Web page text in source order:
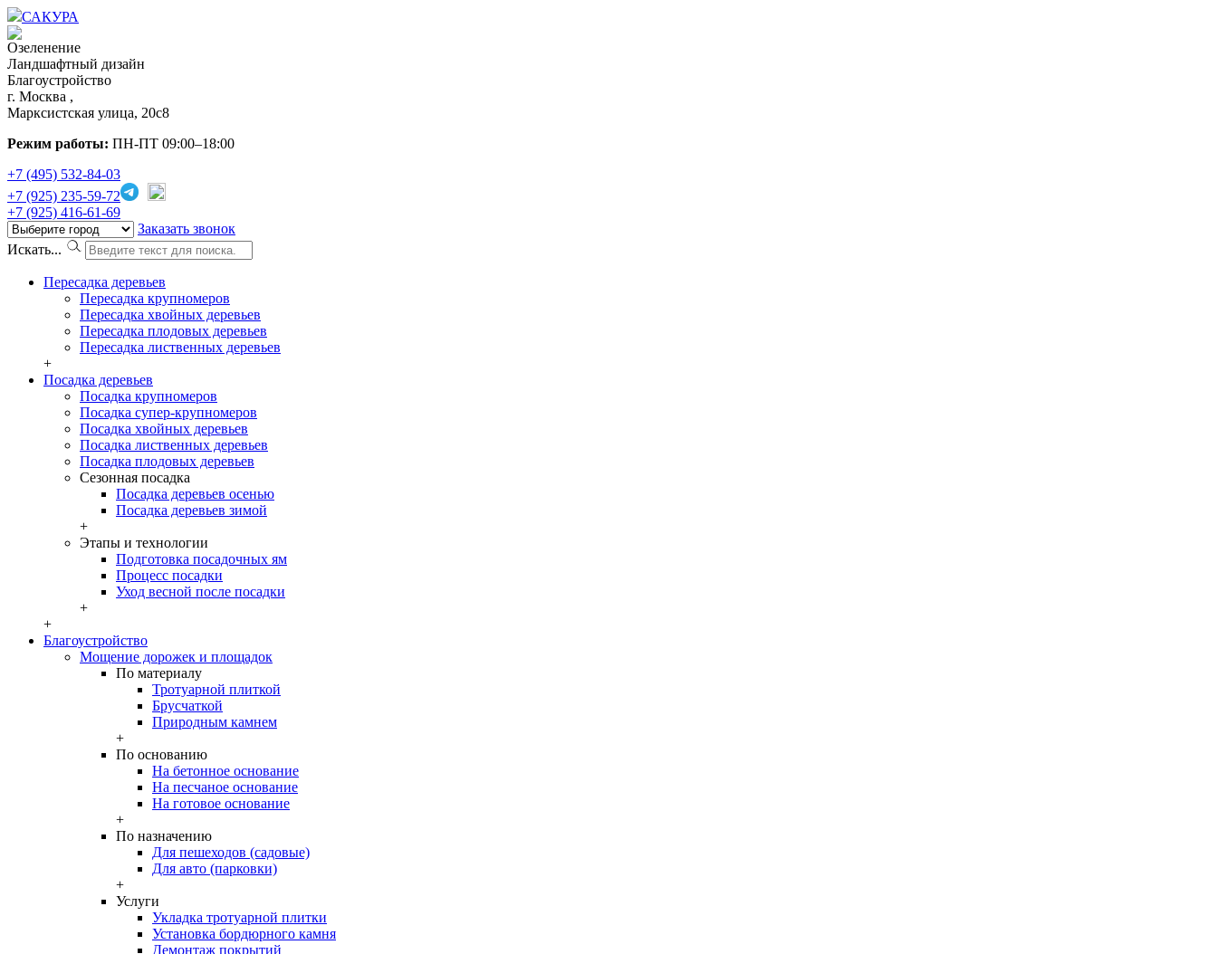
САКУРА
Озеленение
Ландшафтный дизайн
Благоустройство
г. Москва ,
Марксистская улица, 20с8
Режим работы: ПН-ПТ 09:00–18:00
+7 (495) 532-84-03
+7 (925) 235-59-72
+7 (925) 416-61-69
Заказать звонок
Искать...
Пересадка деревьев
Пересадка крупномеров
Пересадка хвойных деревьев
Пересадка плодовых деревьев
Пересадка лиственных деревьев
+
Посадка деревьев
Посадка крупномеров
Посадка супер-крупномеров
Посадка хвойных деревьев
Посадка лиственных деревьев
Посадка плодовых деревьев
Сезонная посадка
Посадка деревьев осенью
Посадка деревьев зимой
+
Этапы и технологии
Подготовка посадочных ям
Процесс посадки
Уход весной после посадки
+
+
Благоустройство
Мощение дорожек и площадок
По материалу
Тротуарной плиткой
Брусчаткой
Природным камнем
+
По основанию
На бетонное основание
На песчаное основание
На готовое основание
+
По назначению
Для пешеходов (садовые)
Для авто (парковки)
+
Услуги
Укладка тротуарной плитки
Установка бордюрного камня
Демонтаж покрытий